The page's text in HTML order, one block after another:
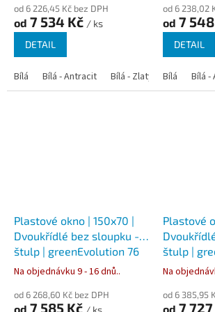
od 6 226,45 Kč bez DPH
od 7 534 Kč / ks
DETAIL
Bílá Bílá - Antracit Bílá - Zlatý dub Bílá -
od 6 238,02
od 7
DETAIL
Bílá Bílá -
Plastové okno | 150x70 |
Dvoukřídlé bez sloupku -
štulp | greenEvolution 76
Na objednávku 9 - 16 dnů..
od 6 268,60 Kč bez DPH
od 7 585 Kč
Plastové
štulp |
Na
od 6 385,95
od 7